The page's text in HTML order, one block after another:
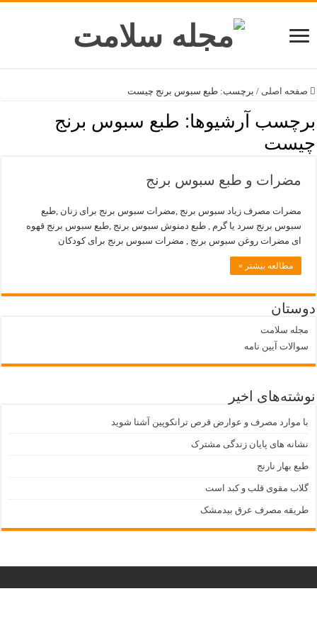
صفحه اصلی / برچسب:طبع سبوس برنج چیست
برچسب آرشیوها: طبع سبوس برنج
چیست
مضرات و طبع سبوس برنج
مضرات مصرف زیاد سبوس برنج ,مضرات سبوس برنج برای زنان ,طبع
سبوس برنج سرد یا گرم , طبع دمنوش سبوس برنج ,طبع سبوس برنج قهوه
ای مضرات روغن سبوس برنج , مضرات سبوس برنج برای کودکان
مطالعه بیشتر »
دوستان
مجله سلامت
سوالات آیین نامه
نوشته‌های اخیر
با موارد مصرف و عوارض قرص ترانکوپین آشنا شوید
نشانه های پایان زندگی مشترک
طبع بهار نارنج
گلاب مقوی قلب و کبد است
طریقه مصرف عرق بیدمشک